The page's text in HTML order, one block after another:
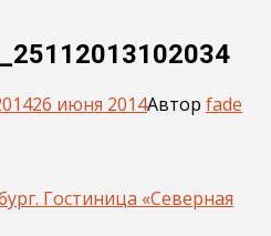
26 июня 2014Автор fade